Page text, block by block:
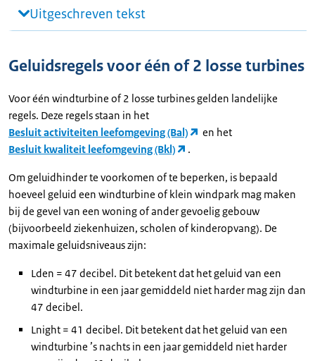
Uitgeschreven tekst
Geluidsregels voor één of 2 losse turbines
Voor één windturbine of 2 losse turbines gelden landelijke
regels. Deze regels staan in het
Besluit activiteiten leefomgeving (Bal)
en het
Besluit kwaliteit leefomgeving (Bkl)
.
Om geluidhinder te voorkomen of te beperken, is bepaald
hoeveel geluid een windturbine of klein windpark mag maken
bij de gevel van een woning of ander gevoelig gebouw
(bijvoorbeeld ziekenhuizen, scholen of kinderopvang). De
maximale geluidsniveaus zijn:
Lden = 47 decibel. Dit betekent dat het geluid van een
windturbine in een jaar gemiddeld niet harder mag zijn dan
47 decibel.
Lnight = 41 decibel. Dit betekent dat het geluid van een
windturbine ’s nachts in een jaar gemiddeld niet harder